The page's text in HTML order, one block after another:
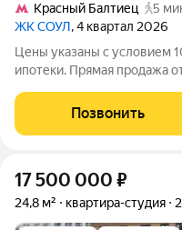
Красный Балтиец
5
ЖК СОУЛ, 4 квартал 2026
Цены указаны с условием
ипотеки. Прямая продажа
этажного дома, Корпус 3.
бизнес-класса СОУЛ от
Позвонить
17 500 000 ₽
24,8 м² квартира-студия